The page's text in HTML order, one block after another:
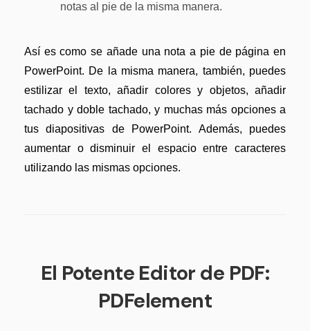
notas al pie de la misma manera.
Así es como se añade una nota a pie de página en
PowerPoint. De la misma manera, también, puedes
estilizar el texto, añadir colores y objetos, añadir
tachado y doble tachado, y muchas más opciones a
tus diapositivas de PowerPoint. Además, puedes
aumentar o disminuir el espacio entre caracteres
utilizando las mismas opciones.
El Potente Editor de PDF:
PDFelement